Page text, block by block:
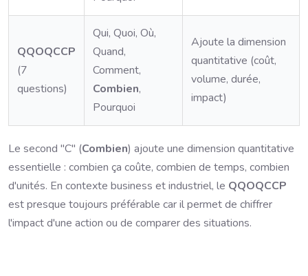
QQOQCCP
(7
questions)
Qui, Quoi, Où,
Quand,
Comment,
Combien,
Pourquoi
Ajoute la dimension
quantitative (coût,
volume, durée,
impact)
Le second "C" (Combien) ajoute une dimension quantitative
essentielle : combien ça coûte, combien de temps, combien
d'unités. En contexte business et industriel, le QQOQCCP
est presque toujours préférable car il permet de chiffrer
l'impact d'une action ou de comparer des situations.